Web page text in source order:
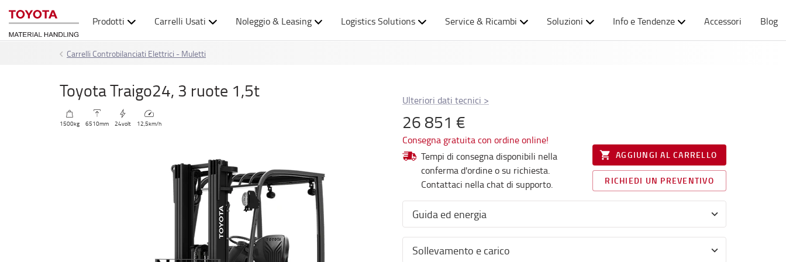
Prodotti Carrelli Usati Noleggio & Leasing Logistics Solutions Service & Ricambi Soluzioni Info e Tendenze Accessori Blog
Carrelli Controbilanciati Elettrici - Muletti
Toyota Traigo24, 3 ruote 1,5t
1500kg 6510mm 24volt 12,5km/h
Ulteriori dati tecnici >
26 851 €
Consegna gratuita con ordine online!
Tempi di consegna disponibili nella
conferma d'ordine o su richiesta.
Contattaci nella chat di supporto.
AGGIUNGI AL CARRELLO
RICHIEDI UN PREVENTIVO
Guida ed energia
Sollevamento e carico